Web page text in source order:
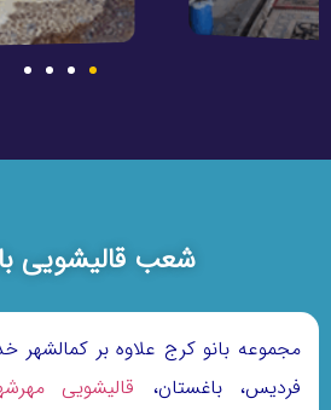
شعب قالیشویی
مجموعه بانو کرج علاوه بر کمالشهر
فردیس، باغستان، قالیشویی